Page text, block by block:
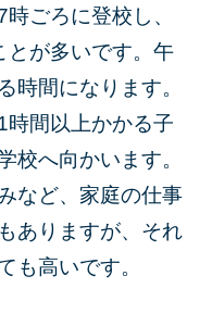
ごろに登校し、
とが多いです。午
時間になります。
時間以上かかる子
校へ向かいます。
など、家庭の仕事
ありますが、それ
も高いです。